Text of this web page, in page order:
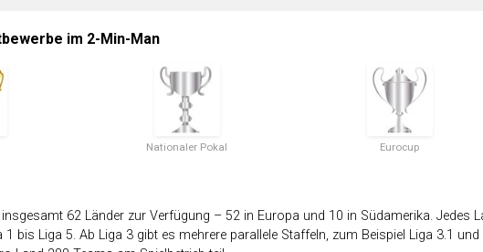
im 2-Min-Man
Nationaler Pokal Eurocup
insgesamt 62 Länder zur Verfügung – 52 in Europa und 10 in Südamerika. Jedes
bis Liga 5. Ab Liga 3 gibt es mehrere parallele Staffeln, zum Beispiel Liga 3.1